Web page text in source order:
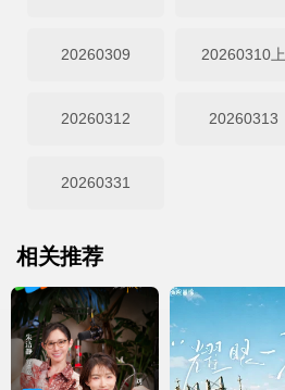
20260309 20260310上
20260312 20260313
20260331
相关推荐